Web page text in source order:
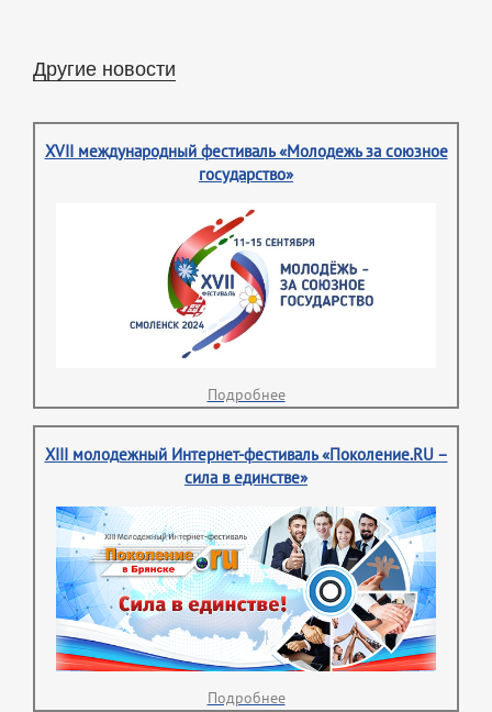
Другие новости
XVII международный фестиваль «Молодежь за союзное
государство»
Подробнее
XIII молодежный Интернет-фестиваль «Поколение.RU –
сила в единстве»
Подробнее